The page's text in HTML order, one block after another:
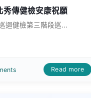
秀傳健檢安康祝願
迴健檢第三階段巡...
Read more